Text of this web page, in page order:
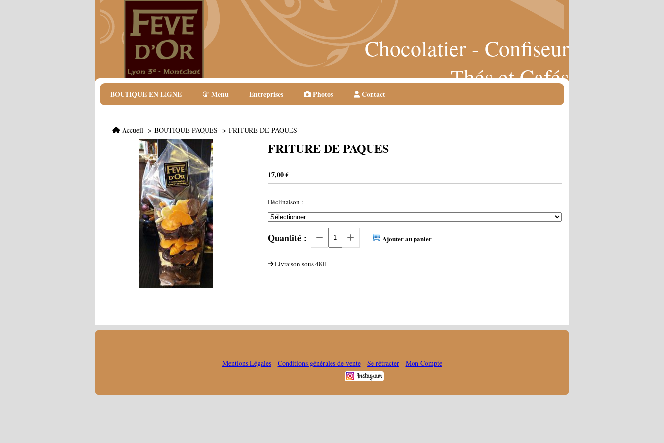
Chocolatier - Confiseur
Thés et Cafés
BOUTIQUE EN LIGNE Menu Entreprises Photos Contact
Accueil BOUTIQUE PAQUES FRITURE DE PAQUES
FRITURE DE PAQUES
17,00€
Déclinaison :
Quantité : Ajouter au panier
Livraison sous 48H
Mentions Légales Conditions générales de vente Se rétracter Mon Compte